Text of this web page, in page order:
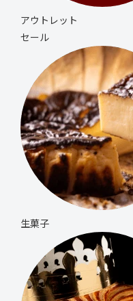
アウトレット
セール
生菓子